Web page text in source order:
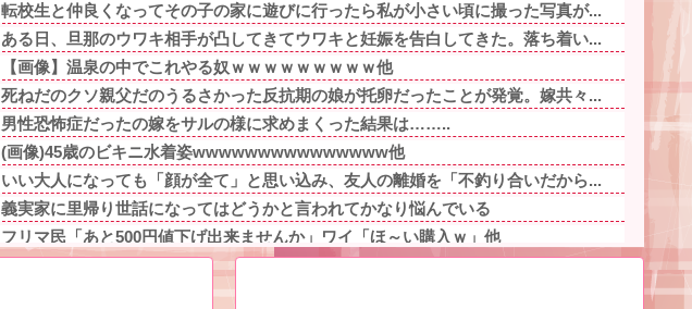
転校生と仲良くなってその子の家に遊びに行ったら私が小さい頃に撮った写真が...
ある日、旦那のウワキ相手が凸してきてウワキと妊娠を告白してきた。落ち着い...
【画像】温泉の中でこれやる奴ｗｗｗｗｗｗｗｗｗ他
死ねだのクソ親父だのうるさかった反抗期の娘が托卵だったことが発覚。嫁共々...
男性恐怖症だったの嫁をサルの様に求めまくった結果は……..
(画像)45歳のビキニ水着姿wwwwwwwwwwwwwww他
いい大人になっても「顔が全て」と思い込み、友人の離婚を「不釣り合いだから...
義実家に里帰り世話になってはどうかと言われてかなり悩んでいる
フリマ民「あと500円値下げ出来ませんか」ワイ「ほ～い購入ｗ」他
下僕にネーミングセンスが皆無なため 我が家の歴代ご主人様達は…【再】
【画像】ごきげんな朝飯だ･･･他